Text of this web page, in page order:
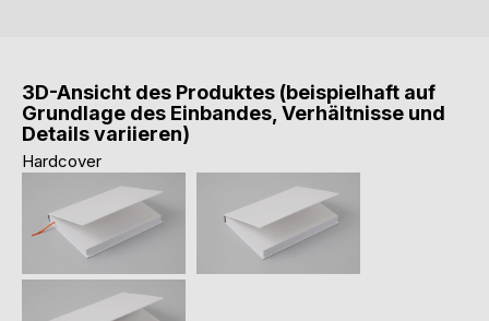
3D-Ansicht des Produktes (beispielhaft auf
Grundlage des Einbandes, Verhältnisse und
Details variieren)
Hardcover